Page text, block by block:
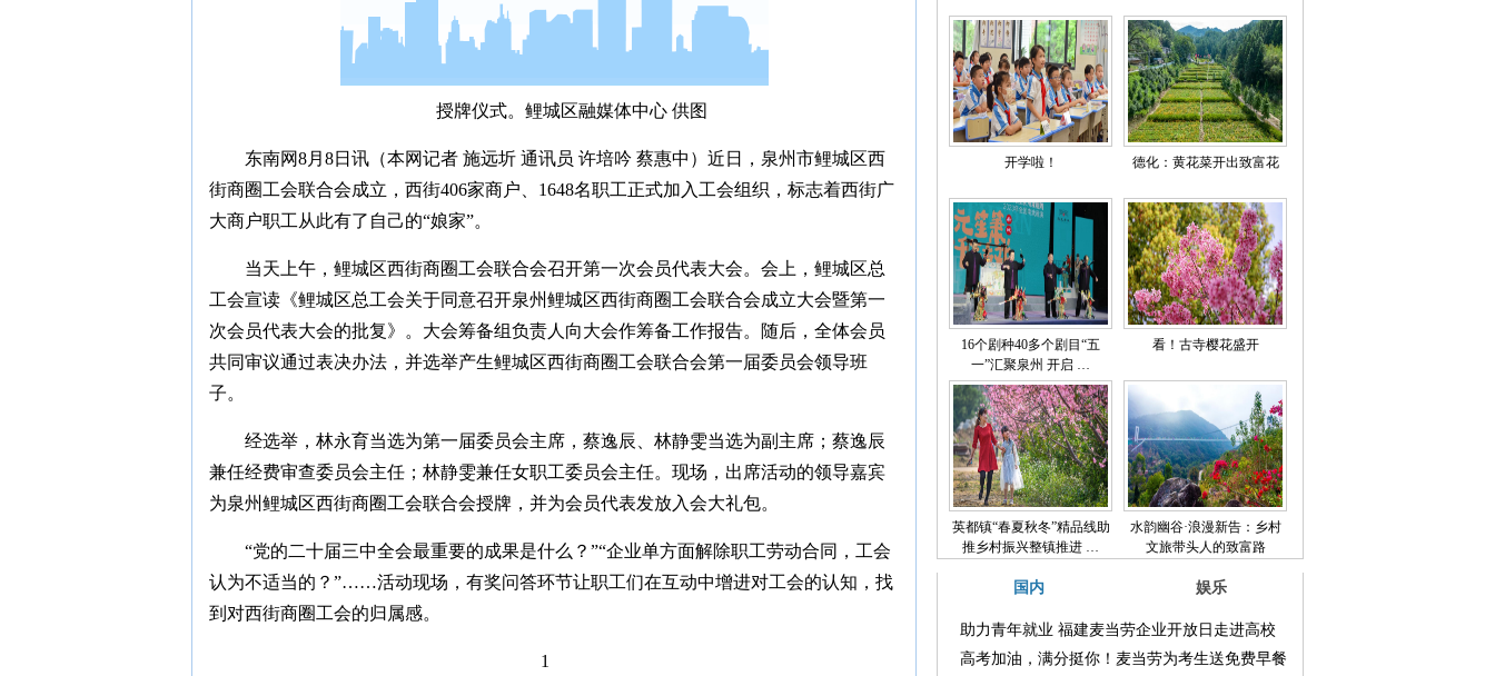
授牌仪式。鲤城区融媒体中心 供图
东南网8月8日讯（本网记者 施远圻 通讯员 许培吟 蔡惠中）近日，泉州市鲤城区西
街商圈工会联合会成立，西街406家商户、1648名职工正式加入工会组织，标志着西街广
大商户职工从此有了自己的“娘家”。
当天上午，鲤城区西街商圈工会联合会召开第一次会员代表大会。会上，鲤城区总
工会宣读《鲤城区总工会关于同意召开泉州鲤城区西街商圈工会联合会成立大会暨第一
次会员代表大会的批复》。大会筹备组负责人向大会作筹备工作报告。随后，全体会员
共同审议通过表决办法，并选举产生鲤城区西街商圈工会联合会第一届委员会领导班
子。
经选举，林永育当选为第一届委员会主席，蔡逸辰、林静雯当选为副主席；蔡逸辰
兼任经费审查委员会主任；林静雯兼任女职工委员会主任。现场，出席活动的领导嘉宾
为泉州鲤城区西街商圈工会联合会授牌，并为会员代表发放入会大礼包。
“党的二十届三中全会最重要的成果是什么？”“企业单方面解除职工劳动合同，工会
认为不适当的？”……活动现场，有奖问答环节让职工们在互动中增进对工会的认知，找
到对西街商圈工会的归属感。
1
开学啦！ 德化：黄花菜开出致富花
16个剧种40多个剧目“五
一”汇聚泉州 开启 …
看！古寺樱花盛开
英都镇“春夏秋冬”精品线助
推乡村振兴整镇推进 …
水韵幽谷·浪漫新告：乡村
文旅带头人的致富路
国内 娱乐
助力青年就业 福建麦当劳企业开放日走进高校
高考加油，满分挺你！麦当劳为考生送免费早餐